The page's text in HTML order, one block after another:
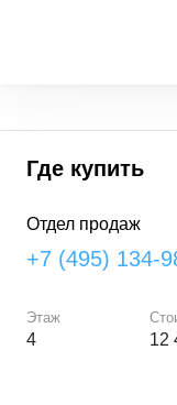
Где купить
Отдел продаж
+7 (495) 134-
Этаж
4 12